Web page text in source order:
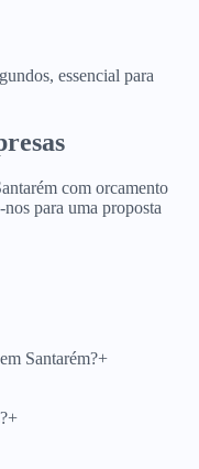
essencial para
com orcamento
para uma proposta
Santarém?+
+